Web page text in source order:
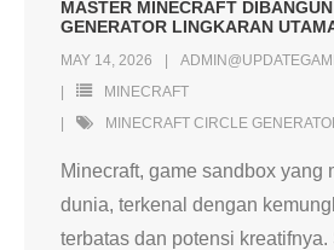
MASTER MINECRAFT
GENERATOR LINGKARAN
MAY 14, 2026
MINECRAFT
MINECRAFT CIRCLE
Minecraft, game sandbox yang
dunia, terkenal dengan
terbatas dan potensi kreatifnya.